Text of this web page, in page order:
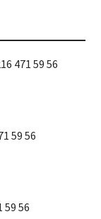
471 59 56
59 56
59 56